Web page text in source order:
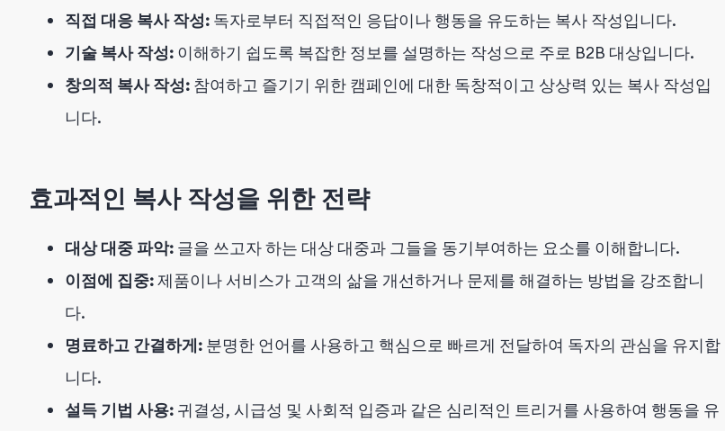
직접 대응 복사 작성: 독자로부터 직접적인 응답이나 행동을 유도하는 복사 작성입니다.
기술 복사 작성: 이해하기 쉽도록 복잡한 정보를 설명하는 작성으로 주로 B2B 대상입니다.
창의적 복사 작성: 참여하고 즐기기 위한 캠페인에 대한 독창적이고 상상력 있는 복사 작성입
니다.
효과적인 복사 작성을 위한 전략
대상 대중 파악: 글을 쓰고자 하는 대상 대중과 그들을 동기부여하는 요소를 이해합니다.
이점에 집중:제품이나 서비스가 고객의 삶을 개선하거나 문제를 해결하는 방법을 강조합니
다.
명료하고 간결하게: 분명한 언어를 사용하고 핵심으로 빠르게 전달하여 독자의 관심을 유지합
니다.
설득 기법 사용: 귀결성, 시급성 및 사회적 입증과 같은 심리적인 트리거를 사용하여 행동을 유